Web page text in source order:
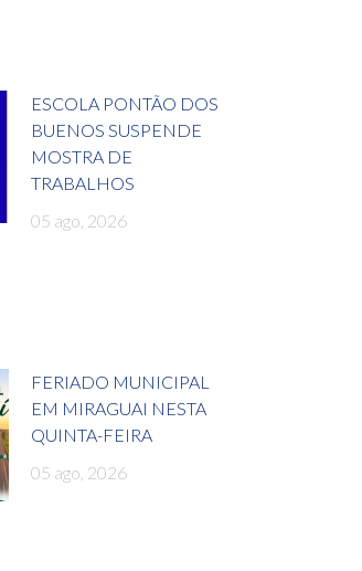
ESCOLA PONTÃO DOS
BUENOS SUSPENDE
MOSTRA DE
TRABALHOS
05 ago, 2026
FERIADO MUNICIPAL
EM MIRAGUAI NESTA
QUINTA-FEIRA
05 ago, 2026